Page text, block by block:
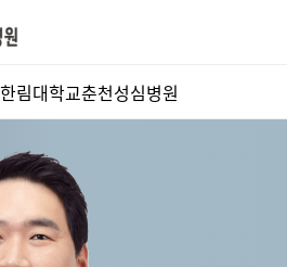
한림대학교춘천성심병원